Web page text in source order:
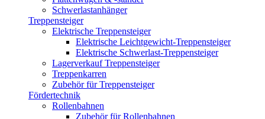
Schwerlastanhänger
Treppensteiger
Elektrische Treppensteiger
Elektrische Leichtgewicht-Treppensteiger
Elektrische Schwerlast-Treppensteiger
Lagerverkauf Treppensteiger
Treppenkarren
Zubehör für Treppensteiger
Fördertechnik
Rollenbahnen
Zubehör für Rollenbahnen